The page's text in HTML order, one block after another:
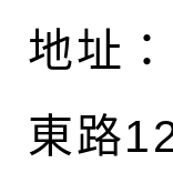
地址：
東路